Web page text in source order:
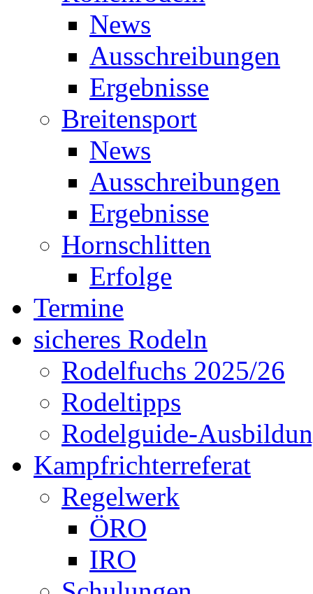
News
Ausschreibungen
Ergebnisse
Breitensport
News
Ausschreibungen
Ergebnisse
Hornschlitten
Erfolge
Termine
sicheres Rodeln
Rodelfuchs 2025/26
Rodeltipps
Rodelguide-
Kampfrichterreferat
Regelwerk
ÖRO
IRO